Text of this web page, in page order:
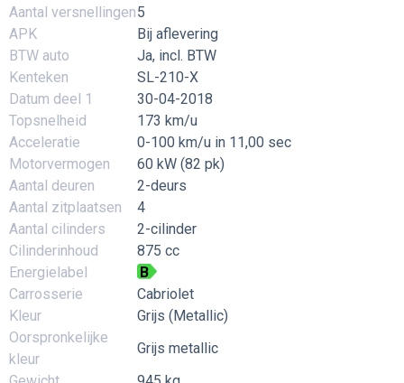
Aantal versnellingen5
APK
Bij aflevering
BTW auto
Ja, incl. BTW
Kenteken
SL-210-X
Datum deel 1
30-04-2018
Topsnelheid
173 km/u
Acceleratie
0-100 km/u in 11,00 sec
Motorvermogen
60 kW (82 pk)
Aantal deuren
2-deurs
Aantal zitplaatsen
4
Aantal cilinders
2-cilinder
Cilinderinhoud
875 cc
Energielabel
B
Carrosserie
Cabriolet
Kleur
Grijs (Metallic)
Oorspronkelijke
kleur
Grijs metallic